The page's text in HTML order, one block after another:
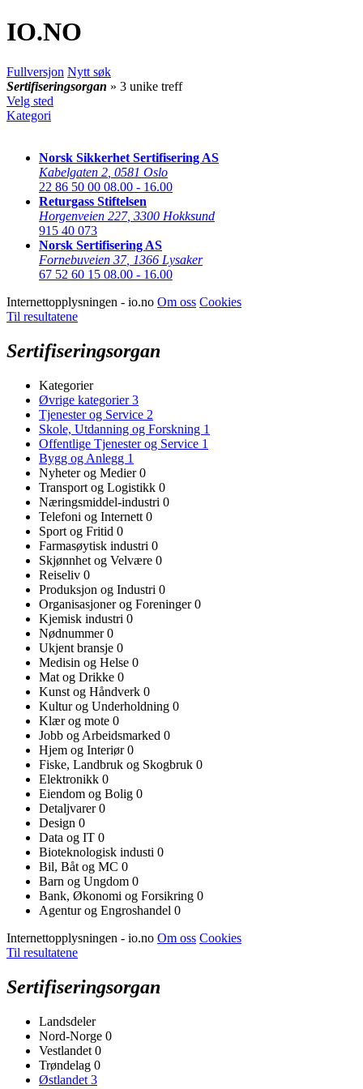
IO.NO
Fullversjon Nytt søk
Sertifiseringsorgan » 3 unike treff
Velg sted
Kategori
Norsk Sikkerhet Sertifisering AS
Kabelgaten 2 0581 Oslo
22 86 50 00 08.00 - 16.00
Returgass Stiftelsen
Horgenveien 227, 3300 Hokksund
915 40 073
Norsk Sertifisering AS
Fornebuveien 37, 1366 Lysaker
67 52 60 15 08.00 - 16.00
Internettopplysningen - io.no Om oss Cookies
Til resultatene
Sertifiseringsorgan
Kategorier
Øvrige kategorier3
Tjenester og Service 2
Skole, Utdanning og Forskning 1
Offentlige Tjenester og Service 1
Bygg og Anlegg 1
Nyheter og Medier0
Transport og Logistikk 0
Næringsmiddel-industri 0
Telefoni og Internett 0
Sport og Fritid 0
Farmasøytisk industri 0
Skjønnhet og Velvære 0
Reiseliv 0
Produksjon og Industri 0
Organisasjoner og Foreninger0
Kjemisk industri 0
Nødnummer0
Ukjent bransje 0
Medisin og Helse 0
Mat og Drikke 0
Kunst og Håndverk 0
Kultur og Underholdning 0
Klær og mote 0
Jobb og Arbeidsmarked 0
Hjem og Interiør0
Fiske, Landbruk og Skogbruk 0
Elektronikk 0
Eiendom og Bolig 0
Detaljvarer0
Design 0
Data og IT 0
Bioteknologisk industi 0
Bil, Båt og MC 0
Barn og Ungdom 0
Bank, Økonomi og Forsikring 0
Agentur og Engroshandel 0
Internettopplysningen - io.no Om oss Cookies
Til resultatene
Sertifiseringsorgan
Landsdeler
Nord-Norge 0
Vestlandet 0
Trøndelag 0
Østlandet 3